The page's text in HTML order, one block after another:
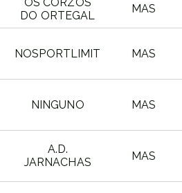
DO ORTEGAL
MAS
NOSPORTLIMIT MAS
NINGUNO MAS
A.D.
JARNACHAS
MAS